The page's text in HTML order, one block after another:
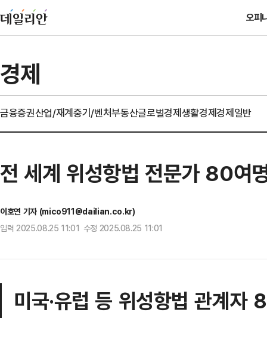
오피
경제
금융증권산업/재계중기/벤처부동산글로벌경제생활경제경제일반
전 세계 위성항법 전문가 80여
이호연 기자 (mico911@dailian.co.kr)
입력 2025.08.25 11:01 수정 2025.08.25 11:01
미국·유럽 등 위성항법 관계자